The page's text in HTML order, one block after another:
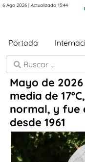
6 Ago 2026 | Actualizado 15:44
Portada
Mayo de
media de
normal, y fue
desde 1961